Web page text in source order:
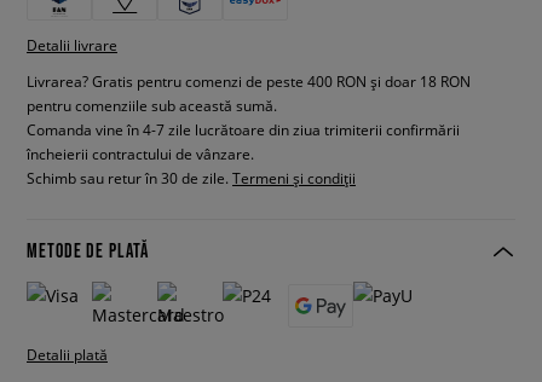
Detalii livrare
Livrarea? Gratis pentru comenzi de peste 400 RON și doar 18 RON
pentru comenziile sub această sumă.
Comanda vine în 4-7 zile lucrătoare din ziua trimiterii confirmării
încheierii contractului de vânzare.
Schimb sau retur în 30 de zile. Termeni și condiții
METODE DE PLATĂ
Detalii plată